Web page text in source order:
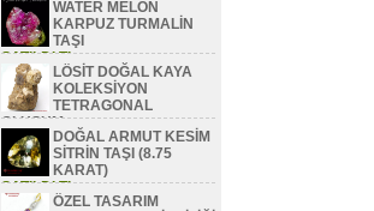
WATER MELON
KARPUZ TURMALİN
TAŞI
SATILDI TL
LÖSİT DOĞAL KAYA
KOLEKSİYON
TETRAGONAL
OLUŞUM
SATILDI TLDOĞAL ARMUT KESİM
SİTRİN TAŞI (8.75
KARAT)
SATILDI TL
ÖZEL TASARIM